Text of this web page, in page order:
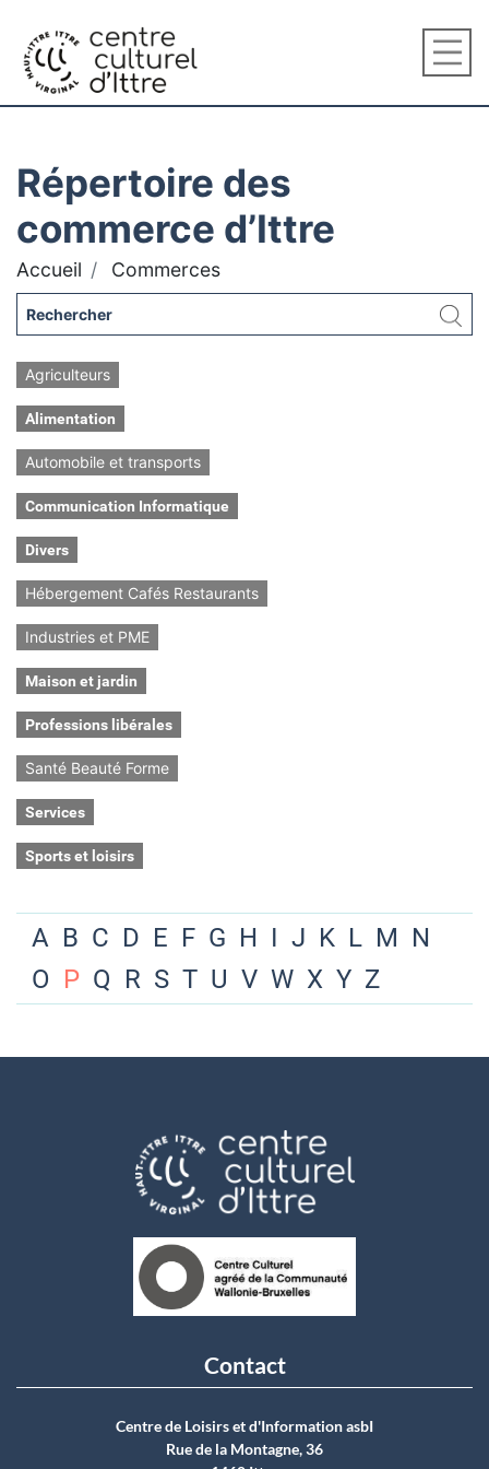
Répertoire des
commerce d’Ittre
Accueil Commerces
Agriculteurs
Alimentation
Automobile et transports
Communication Informatique
Divers
Hébergement Cafés Restaurants
Industries et PME
Maison et jardin
Professions libérales
Santé Beauté Forme
Services
Sports et loisirs
A B C D E F G H I J K L M N
O P Q R S T U V W X Y Z
Contact
Centre de Loisirs et d'Information asbI
Rue de la Montagne, 36